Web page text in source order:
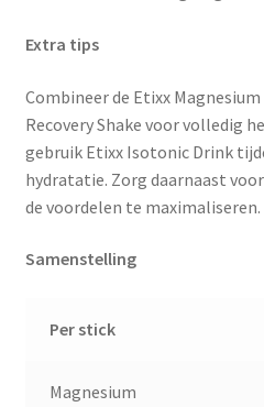
Extra tips
Combineer de Etixx
Recovery Shake voor volledig
gebruik Etixx Isotonic Drink
hydratatie. Zorg daarnaast
de voordelen te maximaliseren.
Samenstelling
Per stick
Magnesium